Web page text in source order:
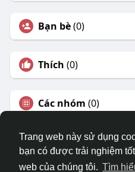
Trang web này sử dụng
bạn có được trải nghiệm
web của chúng tôi. Tìm
Bạn bè(0)
Thích (0)
Các nhóm (0)
© 2026